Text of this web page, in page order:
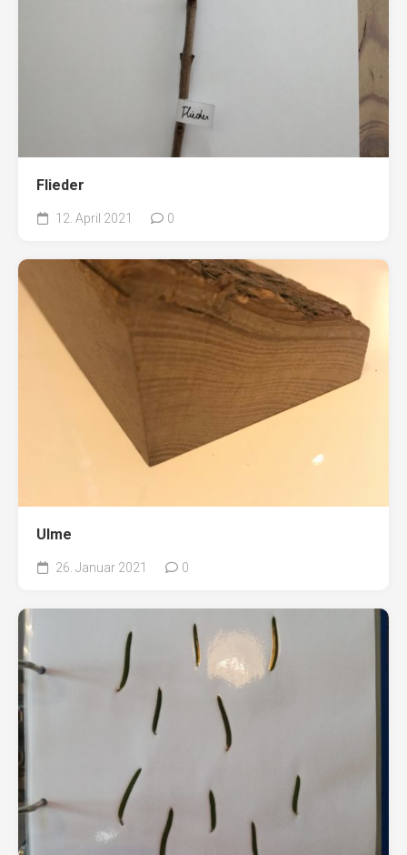
Flieder
12. April 2021 0
Ulme
26. Januar 2021 0